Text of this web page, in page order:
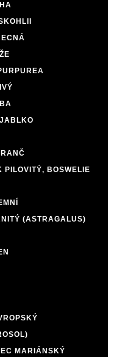
PILOVITÝ, BOSWELIE
(ASTRAGALUS)
MARIÁNSKÝ